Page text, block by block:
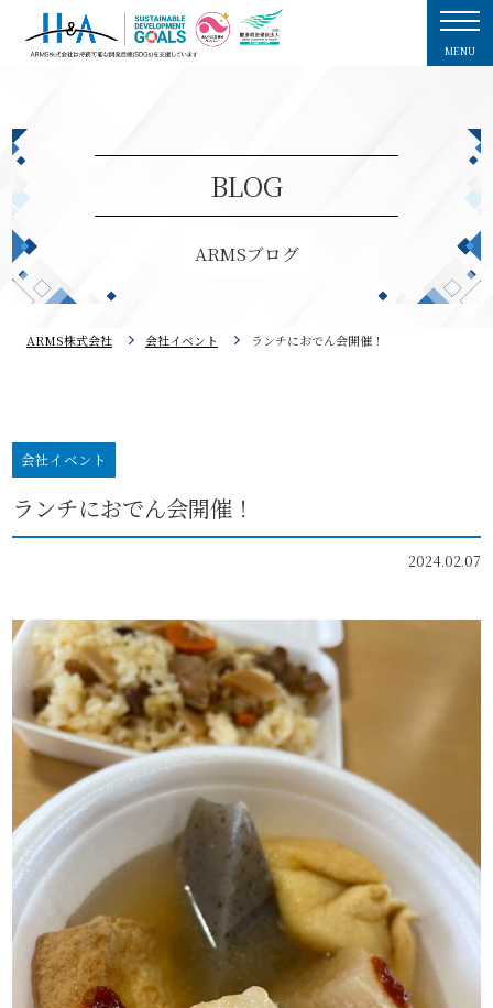
MENU
BLOG
ARMSブログ
ARMS株式会社 会社イベント ランチにおでん会開催！
会社イベント
ランチにおでん会開催！
2024.02.07